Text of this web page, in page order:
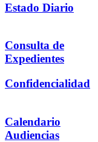
Estado Diario
Consulta de
Expedientes
Confidencialidad
Calendario
Audiencias